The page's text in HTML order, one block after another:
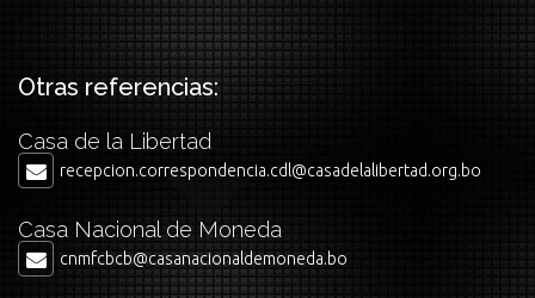
Otras referencias:
Casa de la Libertad
recepcion.correspondencia.cdl@casadelalibertad.org.bo
Casa Nacional de Moneda
cnmfcbcb@casanacionaldemoneda.bo